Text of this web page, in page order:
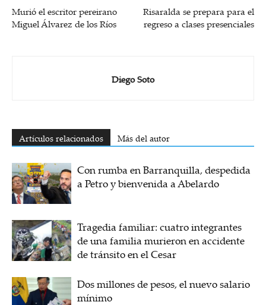
Murió el escritor pereirano
Miguel Álvarez de los Ríos
Risaralda se prepara para el
regreso a clases presenciales
Diego Soto
Artículos relacionados Más del autor
Con rumba en Barranquilla, despedida
a Petro y bienvenida a Abelardo
Tragedia familiar: cuatro integrantes
de una familia murieron en accidente
de tránsito en el Cesar
Dos millones de pesos, el nuevo salario
mínimo